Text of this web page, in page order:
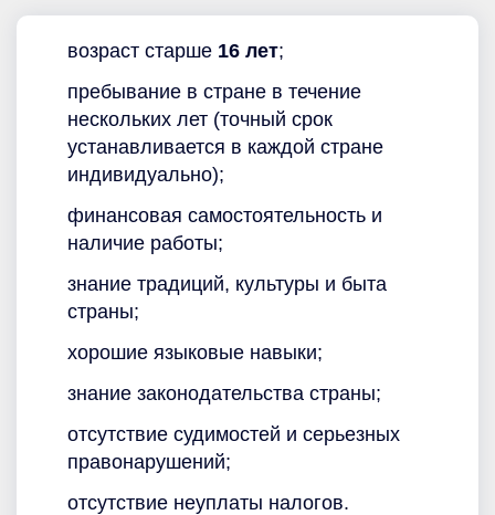
возраст старше 16 лет;
пребывание в стране в течение
нескольких лет (точный срок
устанавливается в каждой стране
индивидуально);
финансовая самостоятельность и
наличие работы;
знание традиций, культуры и быта
страны;
хорошие языковые навыки;
знание законодательства страны;
отсутствие судимостей и серьезных
правонарушений;
отсутствие неуплаты налогов.